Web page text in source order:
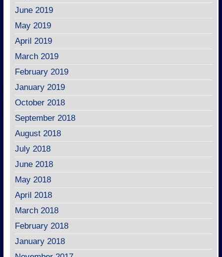
June 2019
May 2019
April 2019
March 2019
February 2019
January 2019
October 2018
September 2018
August 2018
July 2018
June 2018
May 2018
April 2018
March 2018
February 2018
January 2018